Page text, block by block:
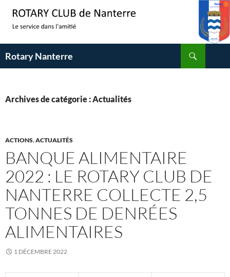
contenu
Rotary Nanterre
Archives de catégorie : Actualités
ACTIONS,ACTUALITÉS
BANQUE ALIMENTAIRE
2022 : LE ROTARY CLUB DE
NANTERRE COLLECTE 2,5
TONNES DE DENRÉES
ALIMENTAIRES
1 DÉCEMBRE 2022